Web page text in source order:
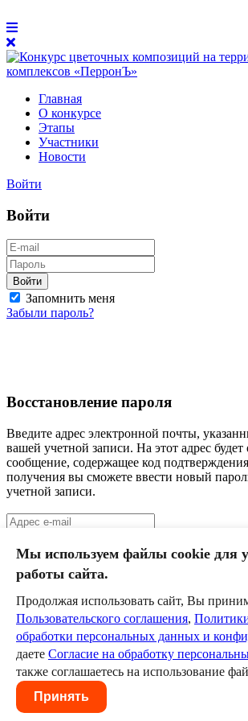
Главная
О конкурсе
Этапы
Участники
Новости
Войти
Войти
Войти
Запомнить меня
Забыли пароль?
Восстановление пароля
Введите адрес электронной почты,
вашей учетной записи. На этот адрес будет
сообщение, содержащее код
получения вы сможете ввести новый
учетной записи.
Клин
III класс
Команда
Календарь
Новости
Служба технической поддержки
Пользовательское соглашение
обработки персональных данных и
Согласие на обработку персональных
Мы используем файлы cookie для
работы сайта.
Продолжая использовать сайт, Вы
Пользовательского соглашения,
обработки персональных данных и
даете Согласие на обработку
также соглашаетесь на использование
Принять